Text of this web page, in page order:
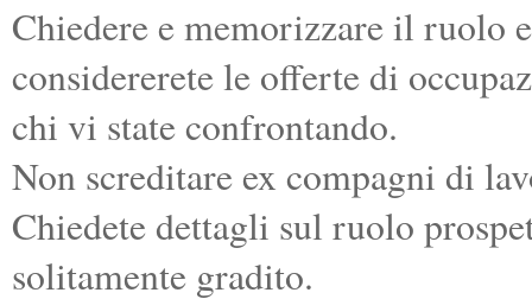
Chiedere e memorizzare il ruolo
considererete le offerte di
chi vi state confrontando.
Non screditare ex compagni di
Chiedete dettagli sul ruolo
solitamente gradito.